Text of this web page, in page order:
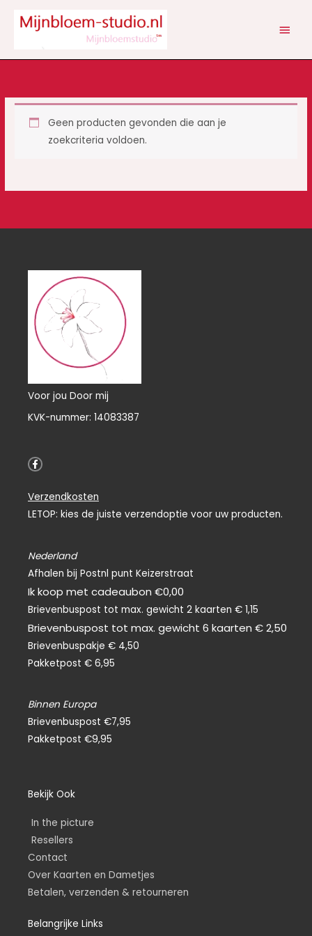
naar
inhoud
Geen producten gevonden die aan je
zoekcriteria voldoen.
Voor jou Door mij
KVK-nummer: 14083387
F
a
b
o
o
Verzendkosten
LETOP: kies de juiste verzendoptie voor uw producten.
Nederland
Afhalen bij Postnl punt Keizerstraat
Ik koop met cadeaubon €0,00
Brievenbuspost tot max. gewicht 2 kaarten € 1,15
Brievenbuspost tot max. gewicht 6 kaarten € 2,50
Brievenbuspakje € 4,50
Pakketpost € 6,95
Binnen Europa
Brievenbuspost €7,95
Pakketpost €9,95
Bekijk Ook
In the picture
Resellers
Contact
Over Kaarten en Dametjes
Betalen, verzenden & retourneren
Belangrijke Links